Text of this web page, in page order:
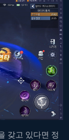
갖고 있다면 정